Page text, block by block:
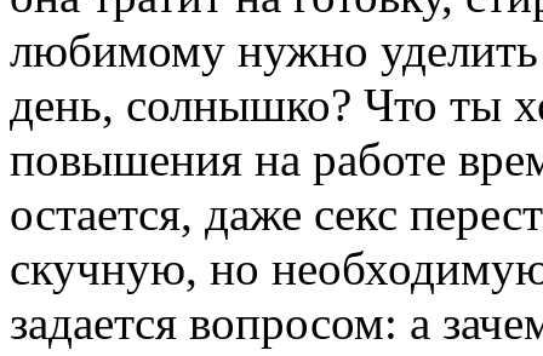
любимому нужно
день, солнышко? Что ты
повышения на работе
остается, даже секс
скучную, но
задается вопросом: а